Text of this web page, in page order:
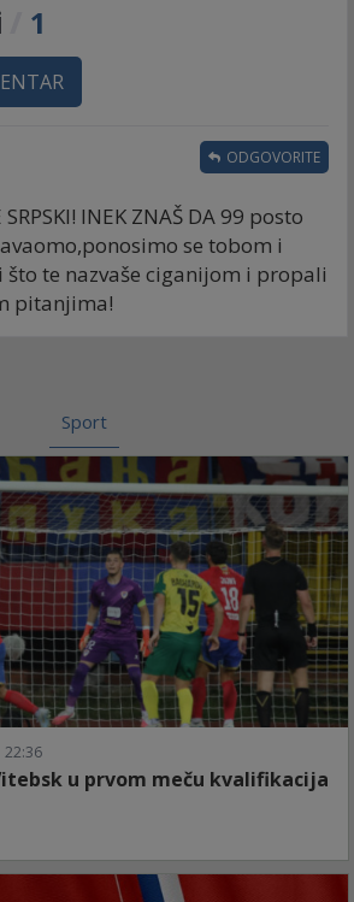
1
SRPSKI! INEK ZNAŠ DA 99 posto
se tobom i
što te nazvaše ciganijom i propali
pitanjima!
ODGOVORITE
Sport
22:36
u prvom meču kvalifikacija